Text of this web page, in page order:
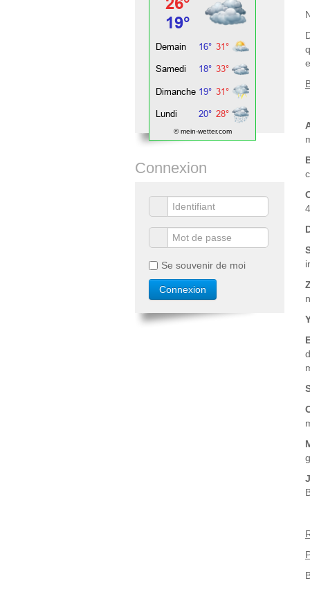
© mein-wetter.com
Connexion
Se souvenir de moi